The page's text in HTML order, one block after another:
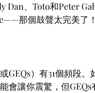
Dan、Toto和Peter
那個鼓聲太完美了！
GEQs）有31個頻段
會讓你震驚，但GEQs